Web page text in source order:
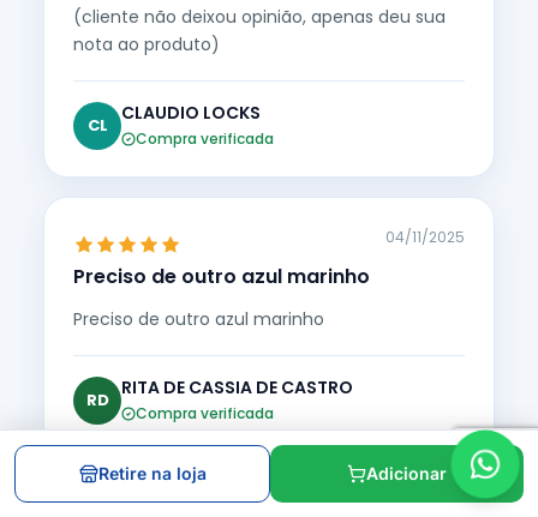
(cliente não deixou opinião, apenas deu sua
nota ao produto)
CL
CLAUDIO LOCKS
Compra verificada
Preciso de outro azul marinho
04/11/2025
Preciso de outro azul marinho
RD
RITA DE CASSIA DE CASTRO
Compra verificada
Retire na loja Adicionar